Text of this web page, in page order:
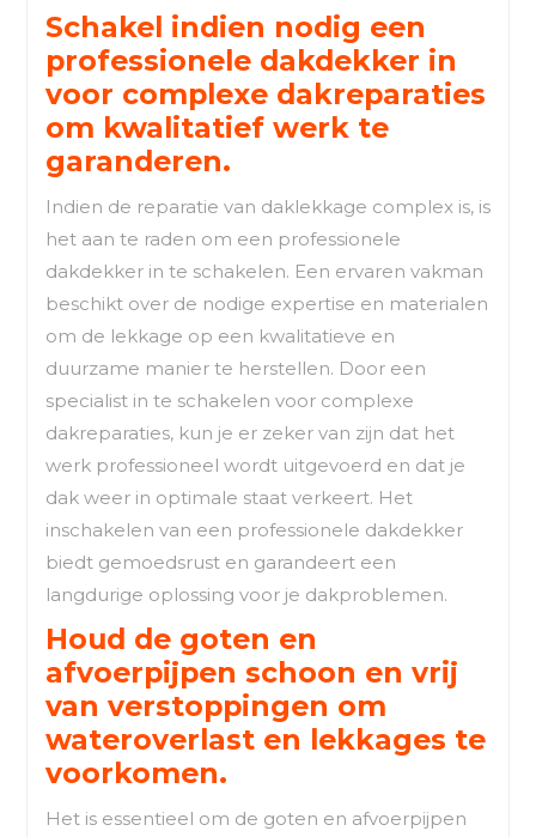
Schakel indien nodig een
professionele dakdekker in
voor complexe dakreparaties
om kwalitatief werk te
garanderen.
Indien de reparatie van daklekkage complex is, is
het aan te raden om een professionele
dakdekker in te schakelen. Een ervaren vakman
beschikt over de nodige expertise en materialen
om de lekkage op een kwalitatieve en
duurzame manier te herstellen. Door een
specialist in te schakelen voor complexe
dakreparaties, kun je er zeker van zijn dat het
werk professioneel wordt uitgevoerd en dat je
dak weer in optimale staat verkeert. Het
inschakelen van een professionele dakdekker
biedt gemoedsrust en garandeert een
langdurige oplossing voor je dakproblemen.
Houd de goten en
afvoerpijpen schoon en vrij
van verstoppingen om
wateroverlast en lekkages te
voorkomen.
Het is essentieel om de goten en afvoerpijpen